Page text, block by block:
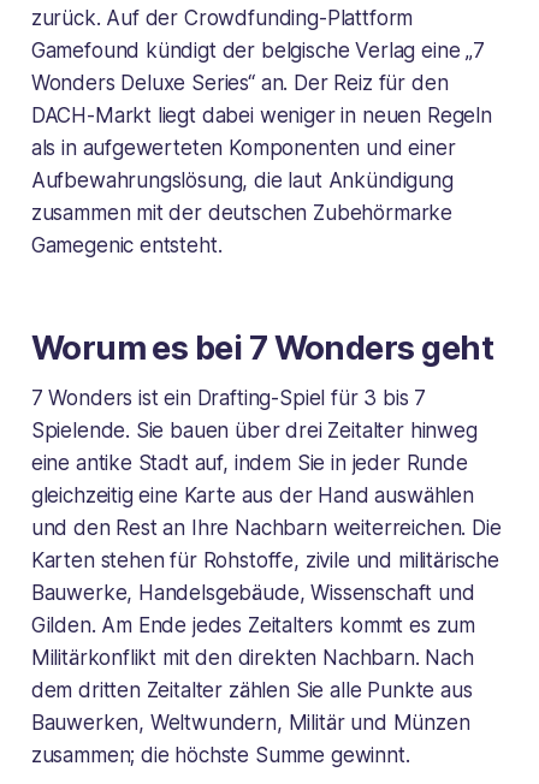
zurück. Auf der Crowdfunding-Plattform
Gamefound kündigt der belgische Verlag eine „7
Wonders Deluxe Series“ an. Der Reiz für den
DACH-Markt liegt dabei weniger in neuen Regeln
als in aufgewerteten Komponenten und einer
Aufbewahrungslösung, die laut Ankündigung
zusammen mit der deutschen Zubehörmarke
Gamegenic entsteht.
Worum es bei 7 Wonders geht
7 Wonders ist ein Drafting-Spiel für 3 bis 7
Spielende. Sie bauen über drei Zeitalter hinweg
eine antike Stadt auf, indem Sie in jeder Runde
gleichzeitig eine Karte aus der Hand auswählen
und den Rest an Ihre Nachbarn weiterreichen. Die
Karten stehen für Rohstoffe, zivile und militärische
Bauwerke, Handelsgebäude, Wissenschaft und
Gilden. Am Ende jedes Zeitalters kommt es zum
Militärkonflikt mit den direkten Nachbarn. Nach
dem dritten Zeitalter zählen Sie alle Punkte aus
Bauwerken, Weltwundern, Militär und Münzen
zusammen; die höchste Summe gewinnt.